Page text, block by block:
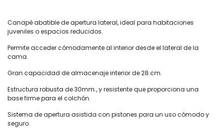
Canapé abatible de apertura lateral, ideal para habitaciones
juveniles o espacios reducidos.
Permite acceder cómodamente al interior desde el lateral de la
cama.
Gran capacidad de almacenaje interior de 28 cm.
Estructura robusta de 30mm., y resistente que proporciona una
base firme para el colchón.
Sistema de apertura asistida con pistones para un uso cómodo y
seguro.